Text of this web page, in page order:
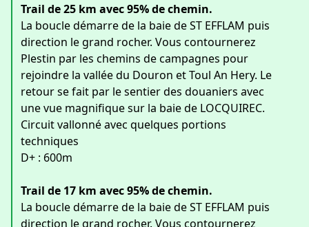
Trail de 25 km avec 95% de chemin.
La boucle démarre de la baie de ST EFFLAM puis
direction le grand rocher. Vous contournerez
Plestin par les chemins de campagnes pour
rejoindre la vallée du Douron et Toul An Hery. Le
retour se fait par le sentier des douaniers avec
une vue magnifique sur la baie de LOCQUIREC.
Circuit vallonné avec quelques portions
techniques
D+ : 600m
Trail de 17 km avec 95% de chemin.
La boucle démarre de la baie de ST EFFLAM puis
direction le grand rocher. Vous contournerez